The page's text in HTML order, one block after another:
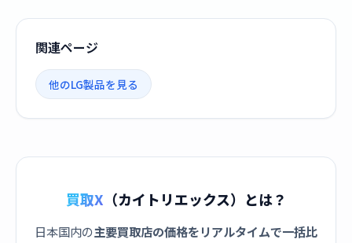
関連ページ
他のLG製品を見る
買取X （カイトリエックス）とは？
日本国内の主要買取店の価格をリアルタイムで一括比